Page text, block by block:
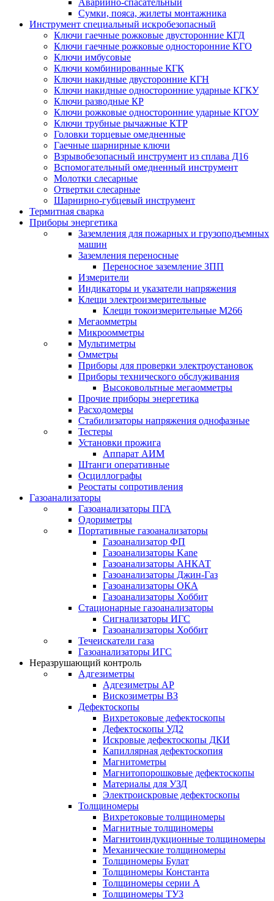
Аварийно-спасательный
Сумки, пояса, жилеты монтажника
Инструмент специальный искробезопасный
Ключи гаечные рожковые двусторонние КГД
Ключи гаечные рожковые односторонние КГО
Ключи имбусовые
Ключи комбинированные КГК
Ключи накидные двусторонние КГН
Ключи накидные односторонние ударные КГКУ
Ключи разводные КР
Ключи рожковые односторонние ударные КГОУ
Ключи трубные рычажные КТР
Головки торцевые омедненные
Гаечные шарнирные ключи
Взрывобезопасный инструмент из сплава Д16
Вспомогательный омедненный инструмент
Молотки слесарные
Отвертки слесарные
Шарнирно-губцевый инструмент
Термитная сварка
Приборы энергетика
Заземления для пожарных и грузоподъемных
машин
Заземления переносные
Переносное заземление ЗПП
Измерители
Индикаторы и указатели напряжения
Клещи электроизмерительные
Клещи токоизмерительные М266
Мегаомметры
Микроомметры
Мультиметры
Омметры
Приборы для проверки электроустановок
Приборы технического обслуживания
Высоковольтные мегаомметры
Прочие приборы энергетика
Расходомеры
Стабилизаторы напряжения однофазные
Тестеры
Установки прожига
Аппарат АИМ
Штанги оперативные
Осциллографы
Реостаты сопротивления
Газоанализаторы
Газоанализаторы ПГА
Одориметры
Портативные газоанализаторы
Газоанализатор ФП
Газоанализаторы Kane
Газоанализаторы АНКАТ
Газоанализаторы Джин-Газ
Газоанализаторы ОКА
Газоанализаторы Хоббит
Стационарные газоанализаторы
Сигнализаторы ИГС
Газоанализаторы Хоббит
Течеискатели газа
Газоанализаторы ИГС
Неразрушающий контроль
Адгезиметры
Адгезиметры АР
Вискозиметры ВЗ
Дефектоскопы
Вихретоковые дефектоскопы
Дефектоскопы УД2
Искровые дефектоскопы ДКИ
Капиллярная дефектоскопия
Магнитометры
Магнитопорошковые дефектоскопы
Материалы для УЗД
Электроискровые дефектоскопы
Толщиномеры
Вихретоковые толщиномеры
Магнитные толщиномеры
Магнитоиндукционные толщиномеры
Механические толщиномеры
Толщиномеры Булат
Толщиномеры Константа
Толщиномеры серии А
Толщиномеры ТУЗ